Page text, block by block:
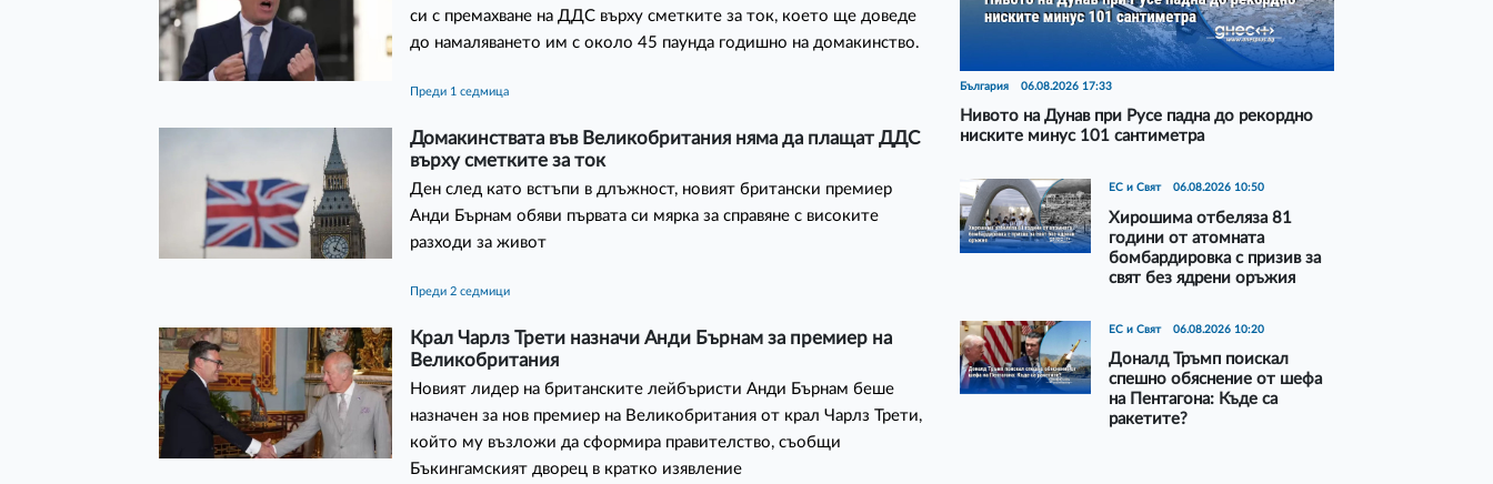
си с премахване на ДДС върху сметките за ток, което ще доведе
до намаляването им с около 45 паунда годишно на домакинство.
преди 1 седмица
Домакинствата във Великобритания няма да плащат ДДС
върху сметките за ток
Ден след като встъпи в длъжност, новият британски премиер
Анди Бърнам обяви първата си мярка за справяне с високите
разходи за живот
преди 2 седмици
Крал Чарлз Трети назначи Анди Бърнам за премиер на
Великобритания
Новият лидер на британските лейбъристи Анди Бърнам беше
назначен за нов премиер на Великобритания от крал Чарлз Трети,
който му възложи да сформира правителство, съобщи
Бъкингамският дворец в кратко изявление
България 06.08.2026 17:33
Нивото на Дунав при Русе падна до рекордно
ниските минус 101 сантиметра
ЕС и Свят 06.08.2026 10:50
Хирошима отбеляза 81
години от атомната
бомбардировка с призив за
свят без ядрени оръжия
ЕС и Свят 06.08.2026 10:20
Доналд Тръмп поискал
спешно обяснение от шефа
на Пентагона: Къде са
ракетите?